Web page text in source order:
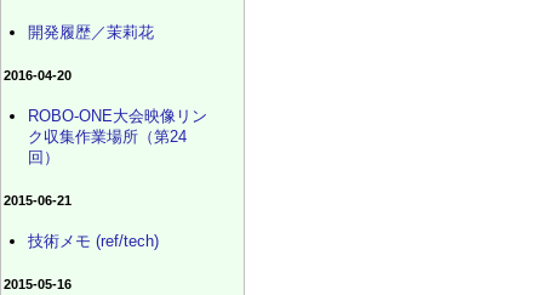
開発履歴／茉莉花
2016-04-20
ROBO-ONE大会映像リン
ク収集作業場所（第24
回）
2015-06-21
技術メモ (ref/tech)
2015-05-16